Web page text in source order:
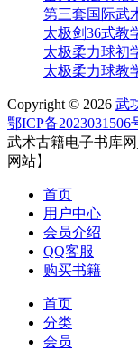
第三套国际武
太极剑36式教
太极柔力球初
太极柔力球教
Copyright © 2026 武
鄂ICP备2023031506
武术古籍电子书库
网站】
首页
用户中心
会员介绍
QQ客服
购买书籍
首页
分类
会员